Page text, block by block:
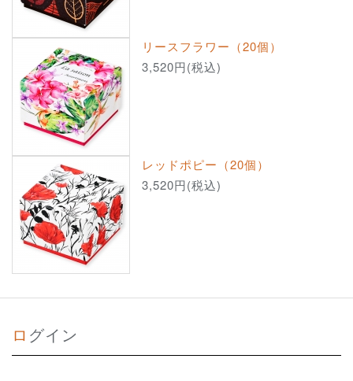
リースフラワー（20個）
3,520円(税込)
レッドポピー（20個）
3,520円(税込)
ログイン